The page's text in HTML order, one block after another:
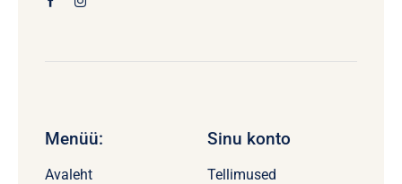
Menüü:
Avaleht
Sinu konto
Tellimused